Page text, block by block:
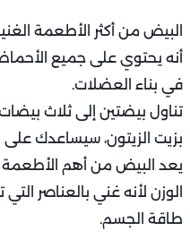
البيض من أكثر الأطعمة
أنه يحتوي على جميع
في بناء العضلات.
تناول بيضتين إلى ثلاث
بزيت الزيتون، سيساعدك
يعد البيض من أهم الأطعمة
الوزن لأنه غني بالعناصر
طاقة الجسم.